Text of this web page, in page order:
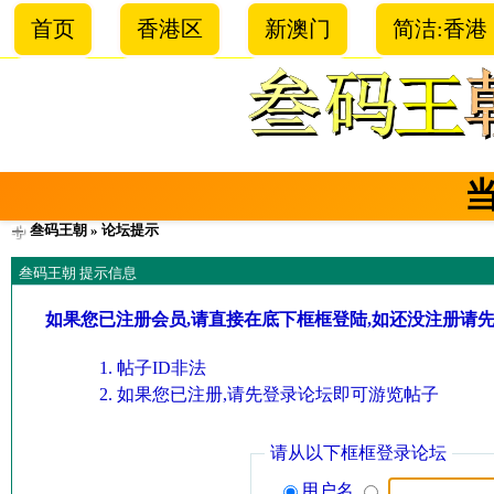
首页 香港区 新澳门 简洁:香港
叁码王朝 » 论坛提示
叁码王朝 提示信息
如果您已注册会员,请直接在底下框框登陆,如还没注册请
帖子ID非法
如果您已注册,请先登录论坛即可游览帖子
请从以下框框登录论坛
用户名